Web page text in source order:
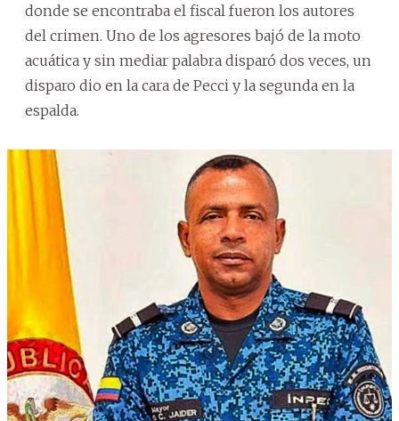
donde se encontraba el fiscal fueron los autores
del crimen. Uno de los agresores bajó de la moto
acuática y sin mediar palabra disparó dos veces, un
disparo dio en la cara de Pecci y la segunda en la
espalda.